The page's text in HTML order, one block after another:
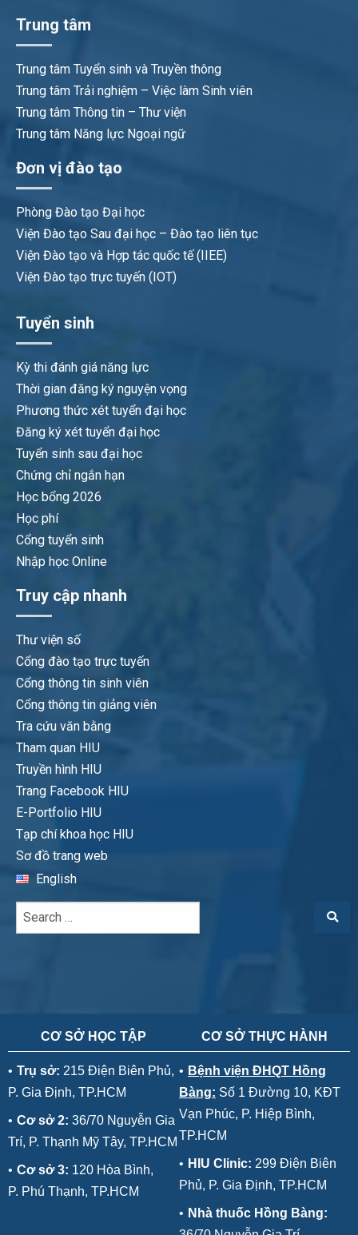
Trung tâm
Trung tâm Tuyển sinh và Truyền thông
Trung tâm Trải nghiệm – Việc làm Sinh viên
Trung tâm Thông tin – Thư viện
Trung tâm Năng lực Ngoại ngữ
Đơn vị đào tạo
Phòng Đào tạo Đại học
Viện Đào tạo Sau đại học – Đào tạo liên tục
Viện Đào tạo và Hợp tác quốc tế (IIEE)
Viện Đào tạo trực tuyến (IOT)
Tuyển sinh
Kỳ thi đánh giá năng lực
Thời gian đăng ký nguyện vọng
Phương thức xét tuyển đại học
Đăng ký xét tuyển đại học
Tuyển sinh sau đại học
Chứng chỉ ngắn hạn
Học bổng 2026
Học phí
Cổng tuyển sinh
Nhập học Online
Truy cập nhanh
Thư viện số
Cổng đào tạo trực tuyến
Cổng thông tin sinh viên
Cổng thông tin giảng viên
Tra cứu văn bằng
Tham quan HIU
Truyền hình HIU
Trang Facebook HIU
E-Portfolio HIU
Tạp chí khoa học HIU
Sơ đồ trang web
English
CƠ SỞ HỌC TẬP
• Trụ sở: 215 Điện Biên Phủ,
P. Gia Định, TP.HCM
• Cơ sở 2: 36/70 Nguyễn Gia
Trí, P. Thạnh Mỹ Tây, TP.HCM
• Cơ sở 3: 120 Hòa Bình,
P. Phú Thạnh, TP.HCM
CƠ SỞ THỰC HÀNH
• Bệnh viện ĐHQT Hồng
Bàng: Số 1 Đường 10, KĐT
Vạn Phúc, P. Hiệp Bình,
TP.HCM
• HIU Clinic: 299 Điện Biên
Phủ, P. Gia Định, TP.HCM
• Nhà thuốc Hồng Bàng: